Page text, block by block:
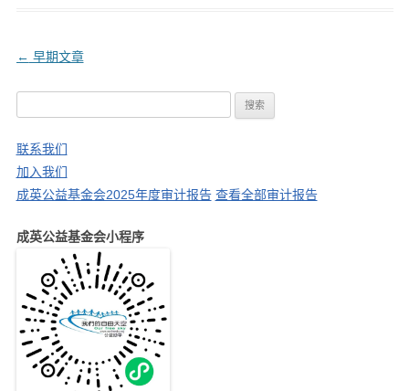
文
← 早期文章
：
联系我们
加入我们
成英公益基金会2025年度审计报告 查看全部审计报告
成英公益基金会小程序